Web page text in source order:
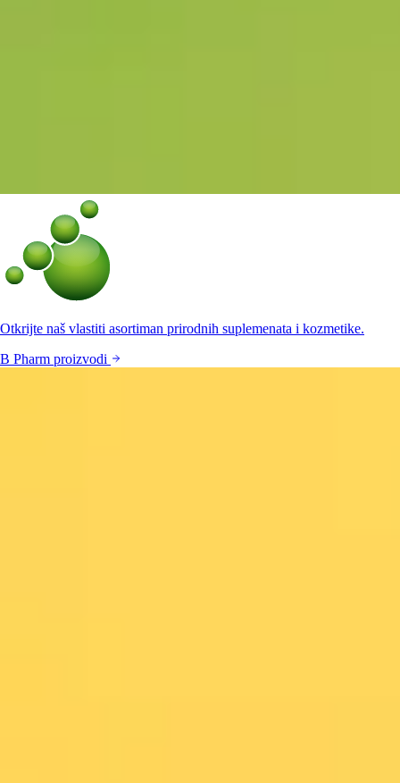
Otkrijte naš vlastiti asortiman prirodnih suplemenata i kozmetike.
B Pharm proizvodi